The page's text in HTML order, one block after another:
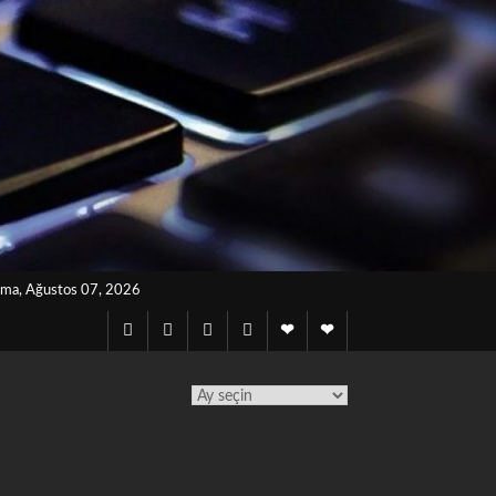
Ağustos 07, 2026
Twitter InstagramFacebookLınkedınNotesTelegram
TÜM